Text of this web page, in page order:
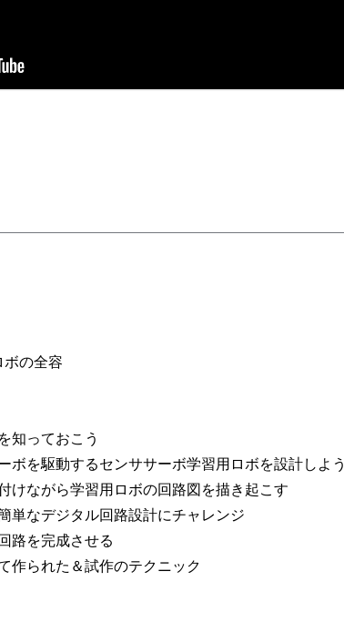
の全容
知っておこう
を駆動するセンササーボ学習用ロボを設計しよう
ながら学習用ロボの回路図を描き起こす
なデジタル回路設計にチャレンジ
路を完成させる
られた＆試作のテクニック